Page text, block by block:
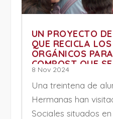
UN PROYECTO
QUE RECICLA
ORGÁNICOS
COMPOST QUE
HUERTOS
8 Nov 2024
Una treintena de
Hermanas han
Sociales situados